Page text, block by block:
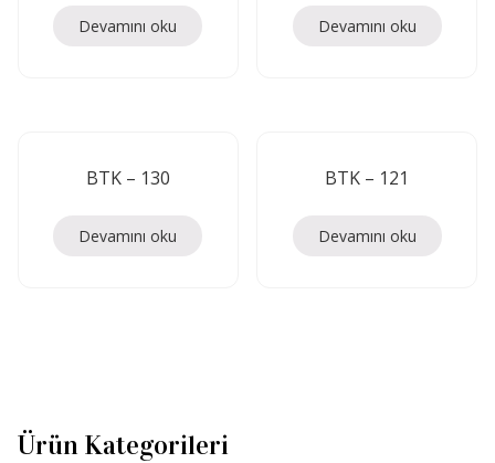
Devamını oku Devamını oku
BTK – 130
Devamını oku
BTK – 121
Devamını oku
Ürün Kategorileri